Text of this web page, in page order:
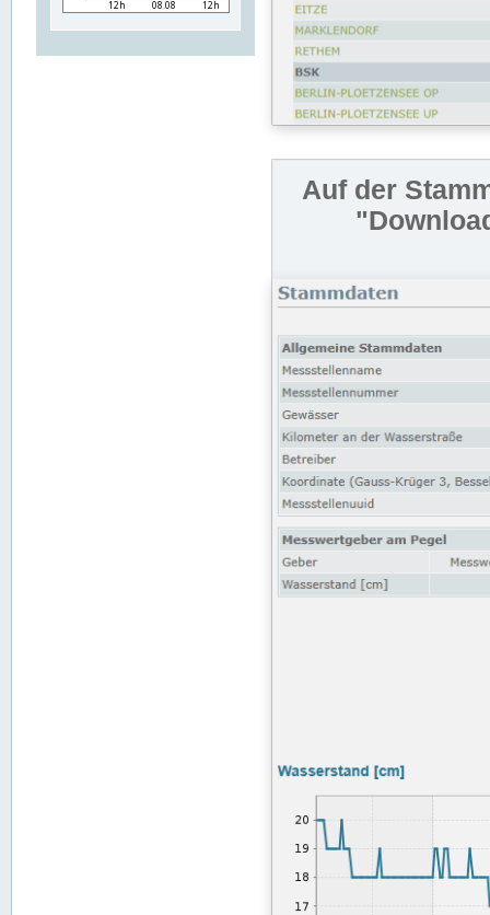
Auf der